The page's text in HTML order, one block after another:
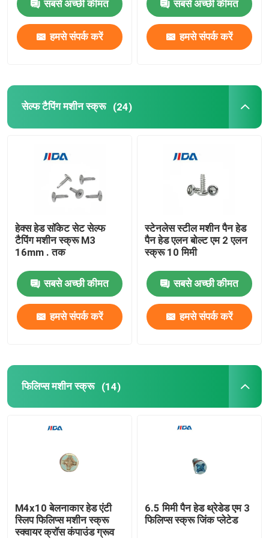
एक्सल पिन टूल
थ्रेडेड इंसर्ट नट
ब्लाइंड पॉप रिवेट्स
सबसे अच्छी कीमत
हमसे संपर्क करें
सबसे अच्छी कीमत
हमसे संपर्क करें
सेल्फ टैपिंग मशीन स्क्रू (24)
हेक्स हेड सॉकेट सेट सेल्फ
टैपिंग मशीन स्क्रू M3
16mm . तक
सबसे अच्छी कीमत
हमसे संपर्क करें
स्टेनलेस स्टील मशीन पैन हेड
पैन हेड एलन बोल्ट एम 2 एलन
स्क्रू 10 मिमी
सबसे अच्छी कीमत
हमसे संपर्क करें
फिलिप्स मशीन स्क्रू (14)
M4x10 बेलनाकार हेड एंटी
स्लिप फिलिप्स मशीन स्क्रू
स्क्वायर क्रॉस कंपाउंड ग्रूव
6.5 मिमी पैन हेड थ्रेडेड एम 3
फिलिप्स स्क्रू जिंक प्लेटेड